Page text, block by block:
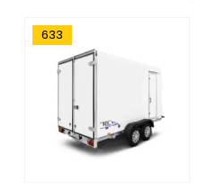
652